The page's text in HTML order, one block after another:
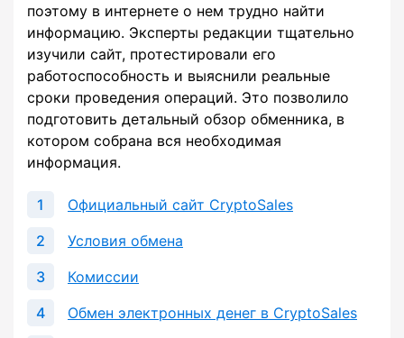
поэтому в интернете о нем трудно найти
информацию. Эксперты редакции тщательно
изучили сайт, протестировали его
работоспособность и выяснили реальные
сроки проведения операций. Это позволило
подготовить детальный обзор обменника, в
котором собрана вся необходимая
информация.
Официальный сайт CryptoSales
Условия обмена
Комиссии
Обмен электронных денег в CryptoSales